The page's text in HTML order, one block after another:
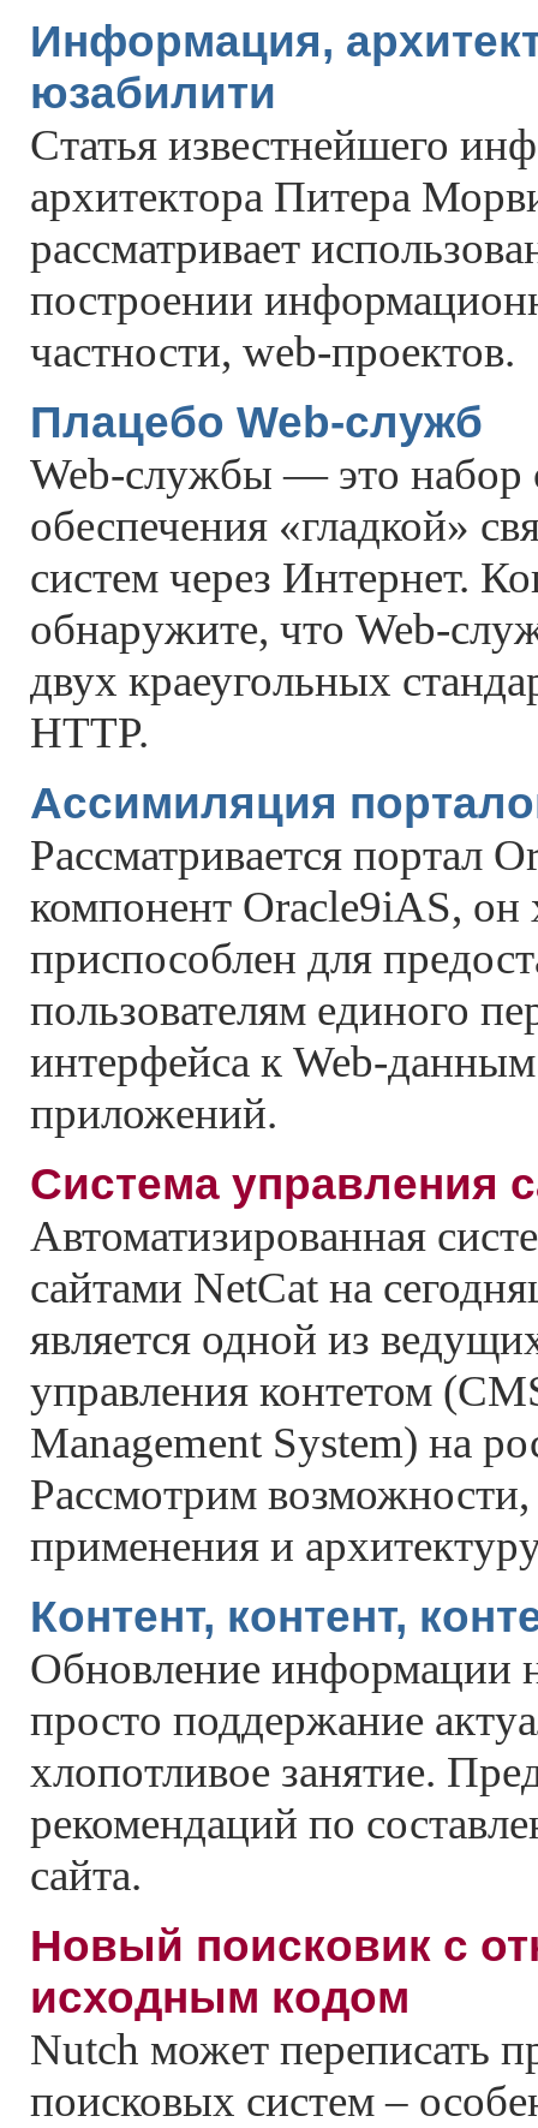
Информация,
юзабилити
Статья известнейшего
архитектора Питера
рассматривает
построении
частности, web-проектов.
Плацебо Web-служб
Web-службы — это набор
обеспечения «гладкой»
систем через Интернет.
обнаружите, что Web-
двух краеугольных
HTTP.
Ассимиляция
Рассматривается портал
компонент Oracle9iAS,
приспособлен для
пользователям единого
интерфейса к Web-
приложений.
Система управления
Автоматизированная
сайтами NetCat на
является одной из
управления контетом
Management System) на
Рассмотрим возможности,
применения и
Контент, контент,
Обновление информации
просто поддержание
хлопотливое занятие.
рекомендаций по
сайта.
Новый поисковик с
исходным кодом
Nutch может переписать
поисковых систем –